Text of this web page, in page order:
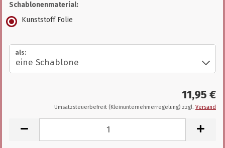
Schablonenmaterial:
Kunststoff Folie
als:
11,95 €
Umsatzsteuerbefreit (Kleinunternehmerregelung) zzgl. Versand